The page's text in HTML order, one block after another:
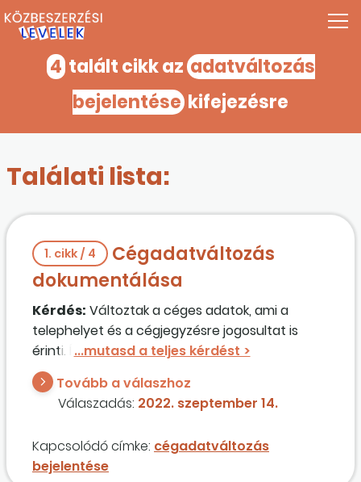
4talált cikk az adatváltozás
bejelentése kifejezésre
Találati lista:
1. cikk / 4
Cégadatváltozás
dokumentálása
Kérdés: Változtak a céges adatok, ami a
telephelyet és a cégjegyzésre jogosultat is
érinti. Írjam át az adatokat az EEKD II.
szakaszában, vagy abban a nyilatkozatban
adjam meg az új adatokat, amikor azt
nyilatkozzuk, hogy a részvételi szakaszhoz
Újra kell-e gyártanom a nyilatkozatokat, ha már
más az ügyvezető?
Tovább a válaszhoz
Válaszadás: 2022. szeptember 14.
Kapcsolódó címke: cégadatváltozás
bejelentése